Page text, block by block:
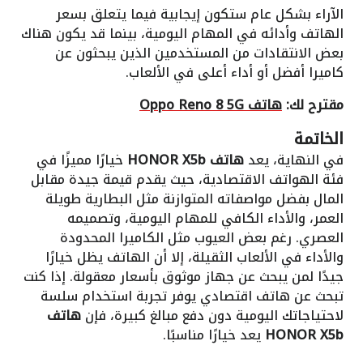
الآراء بشكل عام ستكون إيجابية فيما يتعلق بسعر
الهاتف وأدائه في المهام اليومية، بينما قد يكون هناك
بعض الانتقادات من المستخدمين الذين يبحثون عن
كاميرا أفضل أو أداء أعلى في الألعاب.
مقترح لك:هاتف Oppo Reno 8 5G
الخاتمة
في النهاية، يعدهاتف HONOR X5b خيارًا مميزًا في
فئة الهواتف الاقتصادية، حيث يقدم قيمة جيدة مقابل
المال بفضل مواصفاته المتوازنة مثل البطارية طويلة
العمر، والأداء الكافي للمهام اليومية، وتصميمه
العصري. رغم بعض العيوب مثل الكاميرا المحدودة
والأداء في الألعاب الثقيلة، إلا أن الهاتف يظل خيارًا
جيدًا لمن يبحث عن جهاز موثوق بأسعار معقولة. إذا كنت
تبحث عن هاتف اقتصادي يوفر تجربة استخدام سلسة
لاحتياجاتك اليومية دون دفع مبالغ كبيرة، فإنهاتف
HONOR X5b يعد خيارًا مناسبًا.